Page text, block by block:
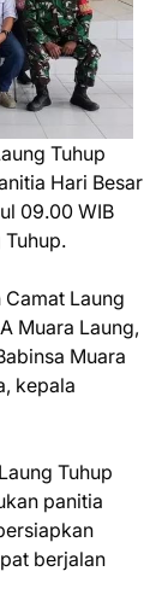
Tuhup
Hari Besar
09.00 WIB
Laung
Muara Laung,
Muara
kepala
Tuhup
panitia
berjalan